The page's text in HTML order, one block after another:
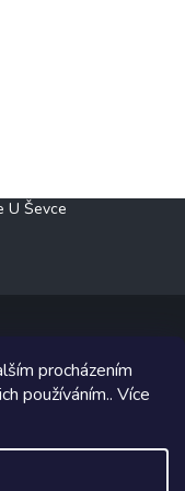
procházením
používáním.. Více
U Ševce
práva vyhrazena.